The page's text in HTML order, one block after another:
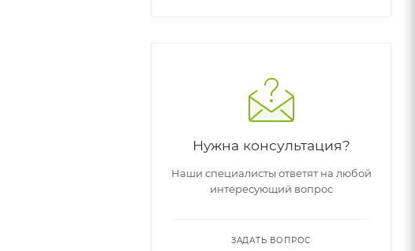
Нужна консультация?
Наши специалисты ответят на любой
интересующий вопрос
ЗАДАТЬ ВОПРОС